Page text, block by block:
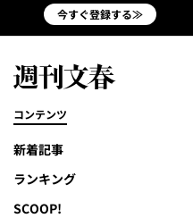
今すぐ登録する≫
コンテンツ
新着記事
ランキング
SCOOP!